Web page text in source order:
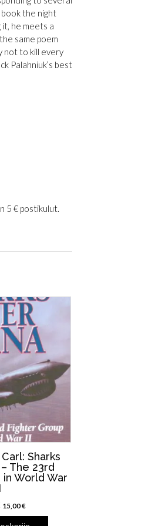
the night
it, he meets a
same poem
not to kill every
Palahniuk’s best
5 € postikulut.
Sharks
The 23rd
World War
15,00€